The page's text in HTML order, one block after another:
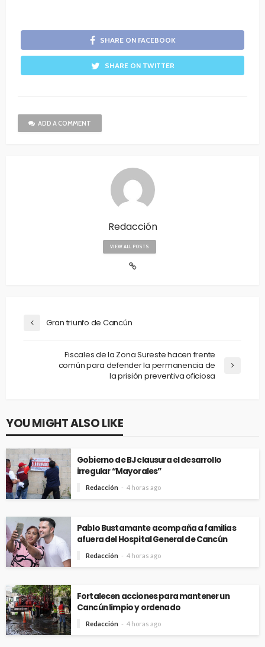
SHARE ON FACEBOOK
SHARE ON TWITTER
ADD A COMMENT
Redacción
VIEW ALL POSTS
Gran triunfo de Cancún
Fiscales de la Zona Sureste hacen frente
común para defender la permanencia de
la prisión preventiva oficiosa
YOU MIGHT ALSO LIKE
Gobierno de BJ clausura el desarrollo
irregular “Mayorales”
Redacción 4 horas ago
Pablo Bustamante acompaña a familias
afuera del Hospital General de Cancún
Redacción 4 horas ago
Fortalecen acciones para mantener un
Cancún limpio y ordenado
Redacción 4 horas ago